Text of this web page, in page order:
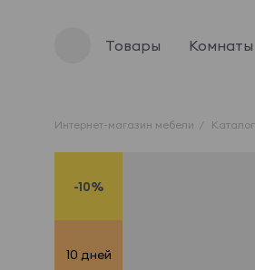
Товары Комнаты
Интернет-магазин мебели Каталог
-10%
10 дней